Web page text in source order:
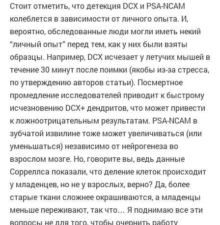
Стоит отметить, что детекция DCX и PSA-NCAM
колеблется в зависимости от личного опыта. И,
вероятно, обследованные люди могли иметь некий
“личный опыт” перед тем, как у них были взяты
образцы. Например, DCX исчезает у летучих мышей в
течение 30 минут после поимки (якобы из-за стресса,
по утверждению авторов статьи). Посмертное
промедление исследователей приводит к быстрому
исчезновению DCX+ дендритов, что может привести
к ложноотрицательным результатам. PSA-NCAM в
зубчатой извилине тоже может увеличиваться (или
уменьшаться) независимо от нейрогенеза во
взрослом мозге. Но, говорите вы, ведь данные
Сорреллса показали, что деление клеток происходит
у младенцев, но не у взрослых, верно? Да, более
старые ткани сложнее окрашиваются, а младенцы
меньше переживают, так что… Я поднимаю все эти
вопросы не для того, чтобы очернить работу